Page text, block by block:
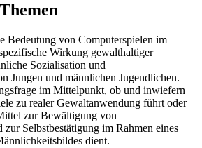
Bedeutung von Computerspielen im
Wirkung gewalthaltiger
Sozialisation und
Jungen und männlichen Jugendlichen.
im Mittelpunkt, ob und inwiefern
zu realer Gewaltanwendung führt oder
zur Bewältigung von
Selbstbestätigung im Rahmen eines
dient.